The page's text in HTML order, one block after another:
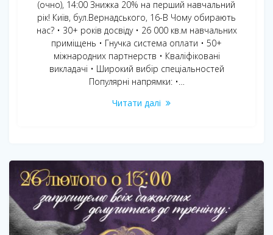
(очно), 14:00 Знижка 20% на перший навчальний
рік! Київ, бул.Вернадського, 16-В Чому обирають
нас? • 30+ років досвіду • 26 000 кв.м навчальних
приміщень • Гнучка система оплати • 50+
міжнародних партнерств • Кваліфіковані
викладачі • Широкий вибір спеціальностей
Популярні напрямки: •…
Читати далі